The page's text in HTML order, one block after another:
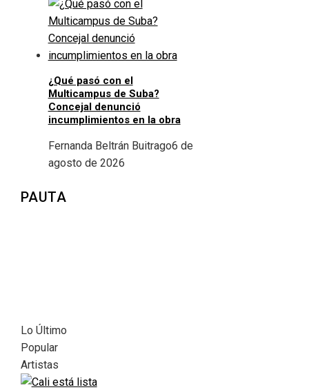
¿Qué pasó con el
Multicampus de Suba?
Concejal denunció
incumplimientos en la obra
Fernanda Beltrán Buitrago6 de
agosto de 2026
PAUTA
Lo Último
Popular
Artistas